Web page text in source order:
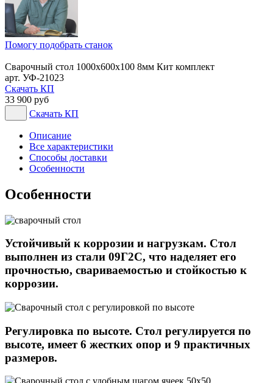
Помогу подобрать станок
Сварочный стол 1000х600х100 8мм Кит комплект
арт. УФ-21023
Скачать КП
33 900 руб
Скачать КП
Описание
Все характеристики
Способы доставки
Особенности
Особенности
Устойчивый к коррозии и нагрузкам. Стол
выполнен из стали 09Г2С, что наделяет его
прочностью, свариваемостью и стойкостью к
коррозии.
Регулировка по высоте. Стол регулируется по
высоте, имеет 6 жестких опор и 9 практичных
размеров.